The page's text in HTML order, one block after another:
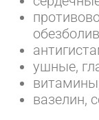
ушные,
вазелин,